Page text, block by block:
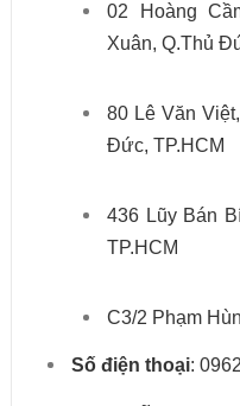
02 Hoàng
Xuân, Q.Thủ
80 Lê Văn
Đức, TP.HCM
436 Lũy Bán
TP.HCM
C3/2 Phạm
Số điện thoại: